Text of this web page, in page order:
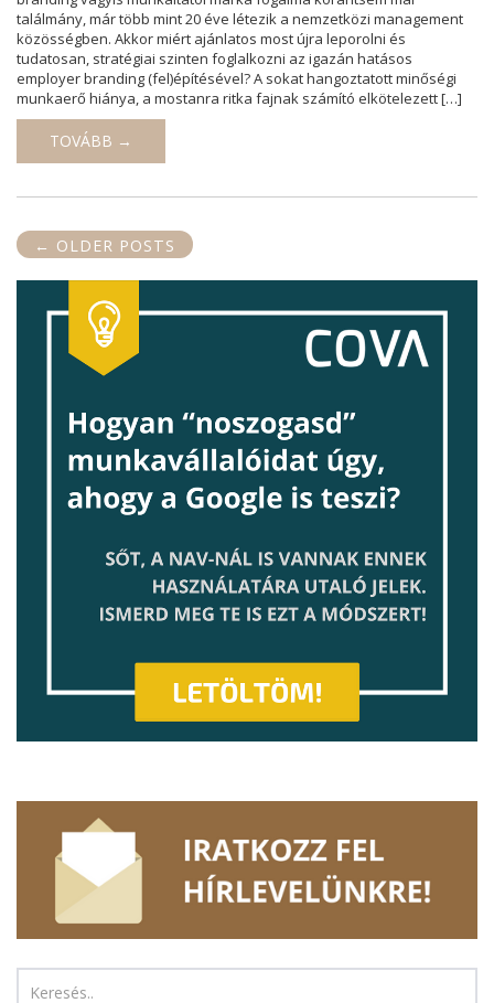
találmány, már több mint 20 éve létezik a nemzetközi management
közösségben. Akkor miért ajánlatos most újra leporolni és
tudatosan, stratégiai szinten foglalkozni az igazán hatásos
employer branding (fel)építésével? A sokat hangoztatott minőségi
munkaerő hiánya, a mostanra ritka fajnak számító elkötelezett […]
TOVÁBB →
Post navigation
← OLDER POSTS